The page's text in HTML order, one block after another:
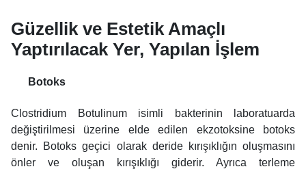
Güzellik ve Estetik Amaçlı
Yaptırılacak Yer, Yapılan İşlem
Botoks
Clostridium Botulinum isimli bakterinin laboratuarda
değiştirilmesi üzerine elde edilen ekzotoksine botoks
denir. Botoks geçici olarak deride kırışıklığın oluşmasını
önler ve oluşan kırışıklığı giderir. Ayrıca terleme